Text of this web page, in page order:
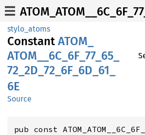
stylo_atoms
Constant ATOM_
ATOM__ 6C_ 6F_ 77_ 65_
72_ 2D_ 72_ 6F_ 6D_ 61_
6E
Source
pub const